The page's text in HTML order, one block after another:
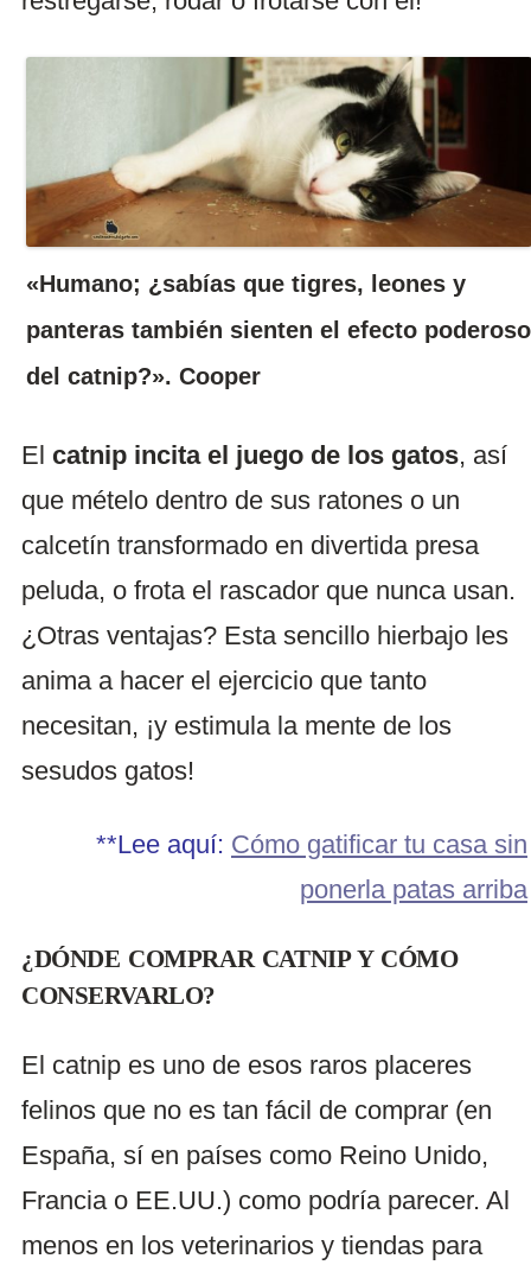
«Humano; ¿sabías que tigres, leones y
panteras también sienten el efecto poderoso
del catnip?». Cooper
El catnip incita el juego de los gatos, así
que mételo dentro de sus ratones o un
calcetín transformado en divertida presa
peluda, o frota el rascador que nunca usan.
¿Otras ventajas? Esta sencillo hierbajo les
anima a hacer el ejercicio que tanto
necesitan, ¡y estimula la mente de los
sesudos gatos!
**Lee aquí: Cómo gatificar tu casa sin
ponerla patas arriba
¿DÓNDE COMPRAR CATNIP Y CÓMO
CONSERVARLO?
El catnip es uno de esos raros placeres
felinos que no es tan fácil de comprar (en
España, sí en países como Reino Unido,
Francia o EE.UU.) como podría parecer. Al
menos en los veterinarios y tiendas para